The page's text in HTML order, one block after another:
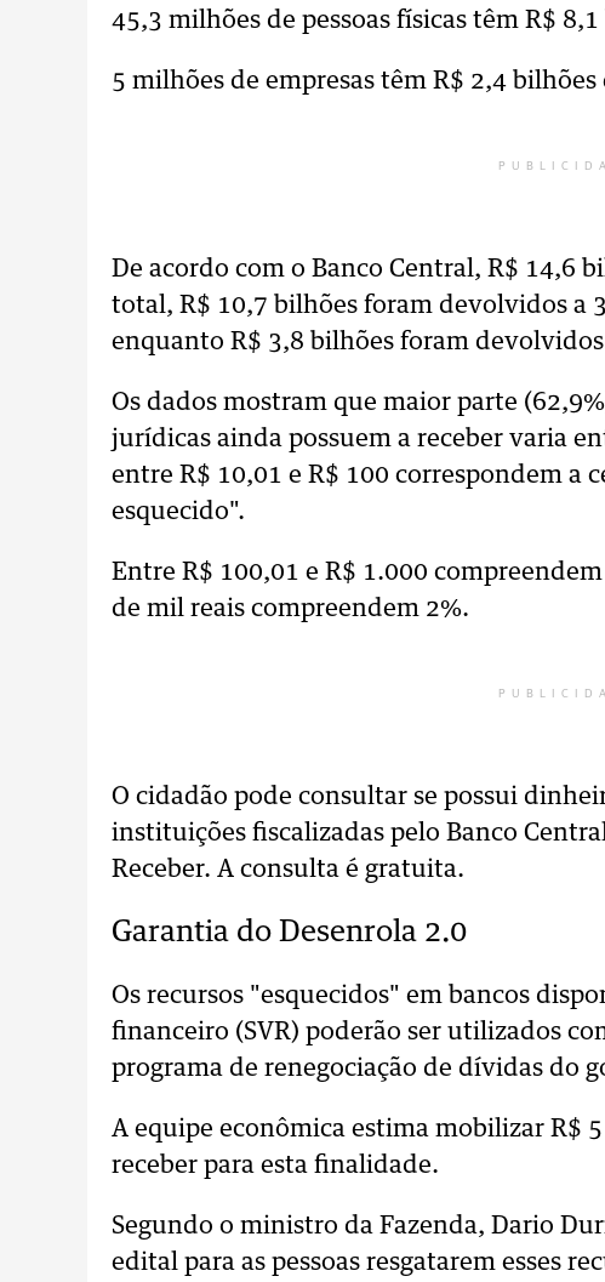
45,3 milhões de pessoas físicas têm R$
5 milhões de empresas têm R$ 2,4 bilhões
De acordo com o Banco Central, R$ 14,6
total, R$ 10,7 bilhões foram devolvidos a
enquanto R$ 3,8 bilhões foram
Os dados mostram que maior parte
jurídicas ainda possuem a receber varia
entre R$ 10,01 e R$ 100 correspondem a
esquecido".
Entre R$ 100,01 e R$ 1.000
de mil reais compreendem 2%.
O cidadão pode consultar se possui
instituições fiscalizadas pelo Banco
Receber. A consulta é gratuita.
Garantia do Desenrola 2.0
Os recursos "esquecidos" em bancos
financeiro (SVR) poderão ser utilizados
programa de renegociação de dívidas do
A equipe econômica estima mobilizar R$
receber para esta finalidade.
Segundo o ministro da Fazenda, Dario
edital para as pessoas resgatarem esses